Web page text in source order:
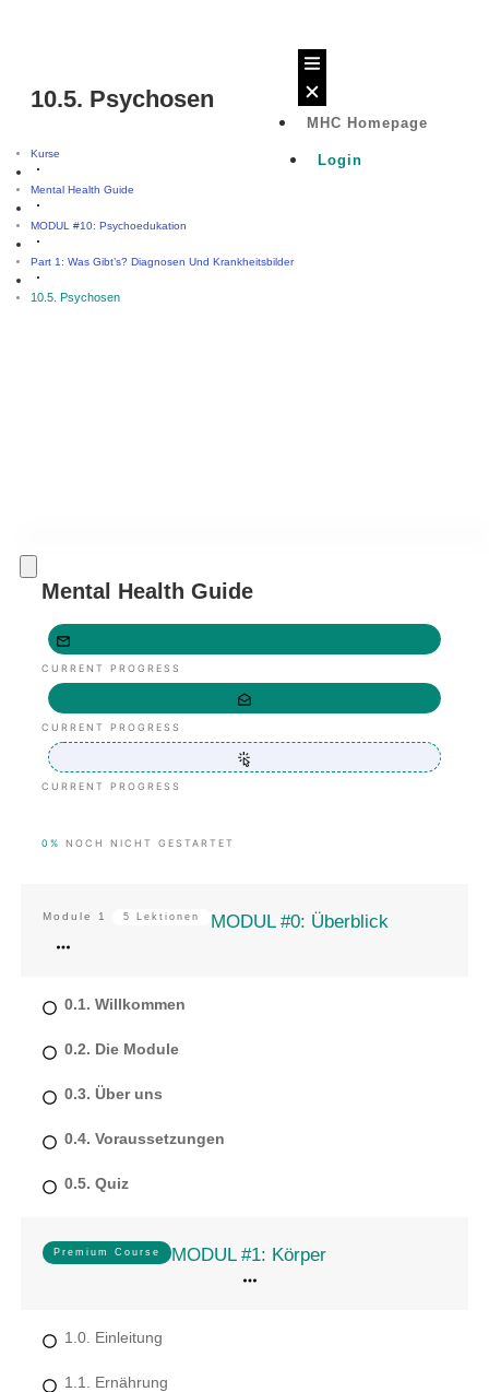
MHC Homepage
Login
10.5. Psychosen
Kurse
Mental Health Guide
MODUL #10: Psychoedukation
Part 1: Was Gibt’s? Diagnosen Und Krankheitsbilder
10.5. Psychosen
Mental Health Guide
CURRENT PROGRESS
CURRENT PROGRESS
CURRENT PROGRESS
0% NOCH NICHT GESTARTET
Module 1 5 Lektionen MODUL #0: Überblick
0.1. Willkommen
0.2. Die Module
0.3. Über uns
0.4. Voraussetzungen
0.5. Quiz
Premium Course MODUL #1: Körper
1.0. Einleitung
1.1. Ernährung